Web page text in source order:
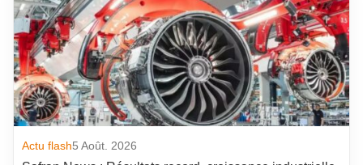
Actu flash5 Août. 2026